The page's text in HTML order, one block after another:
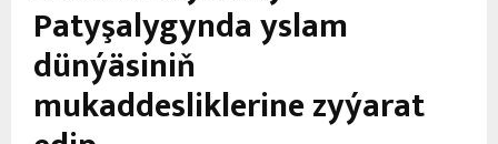
Patyşalygynda yslam
dünýäsiniň
mukaddesliklerine zyýarat